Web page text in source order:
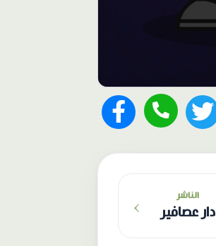
الناشر
دار عصافير ›